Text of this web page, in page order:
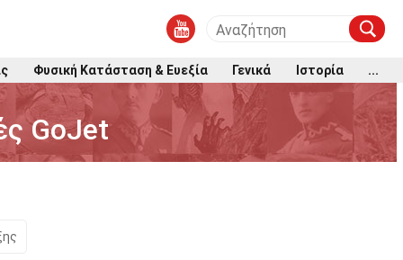
Φυσική Κατάσταση & Ευεξία Γενικά Ιστορία ...
GoJet